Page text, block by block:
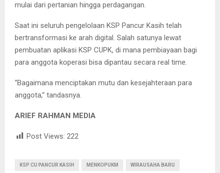
mulai dari pertanian hingga perdagangan.
Saat ini seluruh pengelolaan KSP Pancur Kasih telah
bertransformasi ke arah digital. Salah satunya lewat
pembuatan aplikasi KSP CUPK, di mana pembiayaan bagi
para anggota koperasi bisa dipantau secara real time.
“Bagaimana menciptakan mutu dan kesejahteraan para
anggota,” tandasnya.
ARIEF RAHMAN MEDIA
Post Views: 222
KSP CU PANCUR KASIH MENKOPUKM WIRAUSAHA BARU